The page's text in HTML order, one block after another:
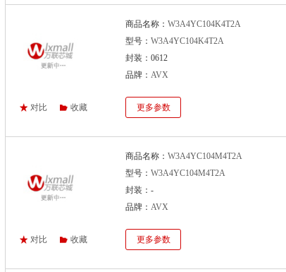
对比 收藏
商品名称： W3A4YC104K4T2A
型号： W3A4YC104K4T2A
封装：0612
品牌： AVX
更多参数
对比 收藏
商品名称： W3A4YC104M4T2A
型号： W3A4YC104M4T2A
封装：-
品牌： AVX
更多参数